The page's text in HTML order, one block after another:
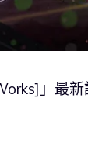
」最